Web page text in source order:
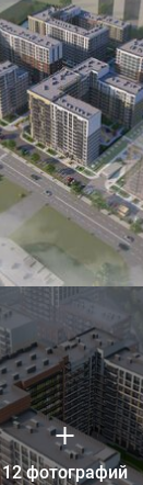
12 фотографий